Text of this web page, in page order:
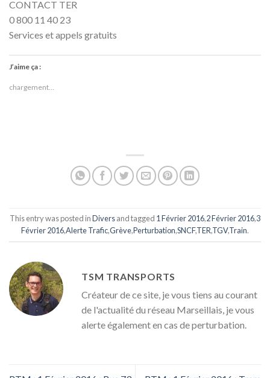
CONTACT TER
0 800 11 40 23
Services et appels gratuits
J’aime ça :
chargement…
This entry was posted inDiversand tagged 1 Février 2016,2 Février 2016,3
Février 2016,Alerte Trafic,Grève,Perturbation,SNCF,TER,TGV,Train.
TSM TRANSPORTS
Créateur de ce site, je vous tiens au courant
de l'actualité du réseau Marseillais, je vous
alerte également en cas de perturbation.